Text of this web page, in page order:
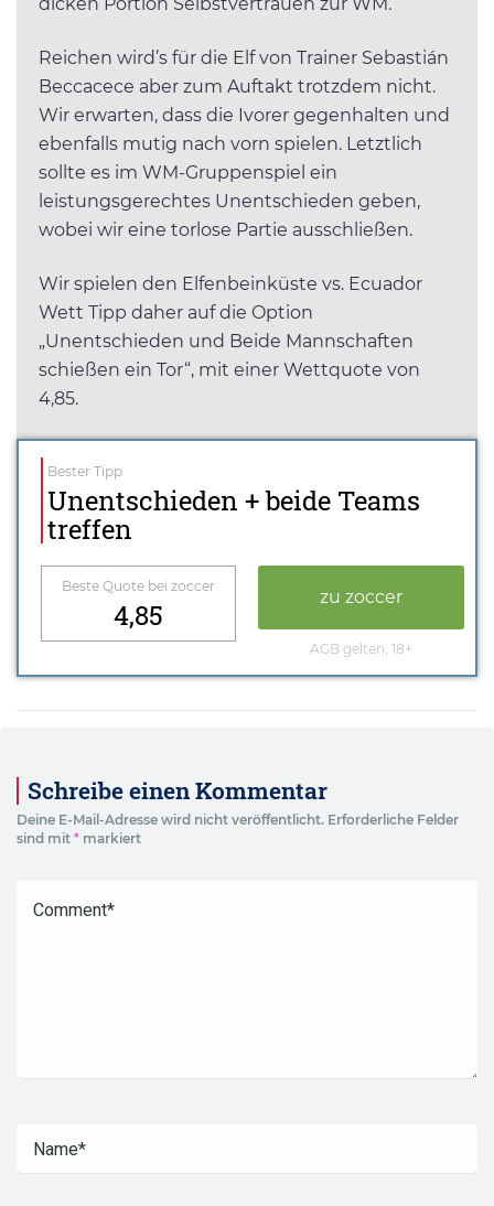
Reichen wird’s für die Elf von Trainer Sebastián
Beccacece aber zum Auftakt trotzdem nicht.
Wir erwarten, dass die Ivorer gegenhalten und
ebenfalls mutig nach vorn spielen. Letztlich
sollte es im WM-Gruppenspiel ein
leistungsgerechtes Unentschieden geben,
wobei wir eine torlose Partie ausschließen.
Wir spielen den Elfenbeinküste vs. Ecuador
Wett Tipp daher auf die Option
„Unentschieden und Beide Mannschaften
schießen ein Tor“, mit einer Wettquote von
4,85.
Bester Tipp
Unentschieden + beide Teams
treffen
Beste Quote bei zoccer
4,85
zu zoccer
AGB gelten, 18+
Schreibe einen Kommentar
Deine E-Mail-Adresse wird nicht veröffentlicht. Erforderliche Felder
sind mit * markiert